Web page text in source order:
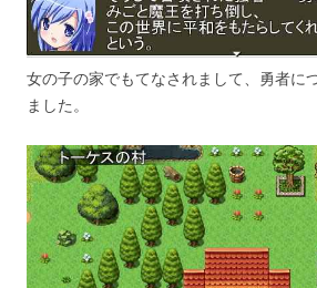
女の子の家でもてなされまして、勇者に
ました。